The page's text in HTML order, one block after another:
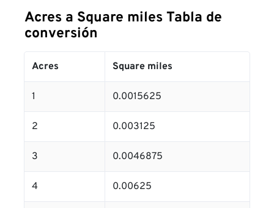
Acres a Square miles Tabla de
conversión
Acres Square miles
1 0.0015625
2 0.003125
3 0.0046875
4 0.00625